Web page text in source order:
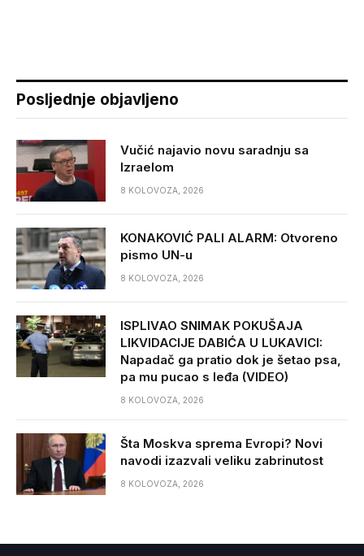
Posljednje objavljeno
Vučić najavio novu saradnju sa
Izraelom
8 KOLOVOZA, 2026
KONAKOVIĆ PALI ALARM: Otvoreno
pismo UN-u
8 KOLOVOZA, 2026
ISPLIVAO SNIMAK POKUŠAJA
LIKVIDACIJE DABIĆA U LUKAVICI:
Napadač ga pratio dok je šetao psa,
pa mu pucao s leđa (VIDEO)
8 KOLOVOZA, 2026
Šta Moskva sprema Evropi? Novi
navodi izazvali veliku zabrinutost
8 KOLOVOZA, 2026